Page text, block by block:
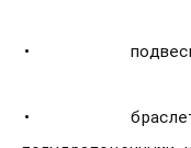
•
• браслеты с